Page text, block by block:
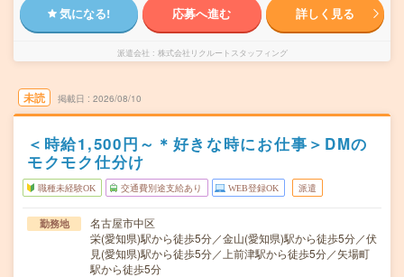
気になる! 応募へ進む 詳しく見る
派遣会社 株式会社リクルートスタッフィング
未読 掲載日 2026/08/10
＜時給1,500円～＊好きな時にお仕事＞DMの
モクモク仕分け
職種未経験OK 交通費別途支給あり WEB登録OK 派遣
勤務地
名古屋市中区
栄(愛知県)駅から徒歩5分／金山(愛知県)駅から徒歩5分／伏
見(愛知県)駅から徒歩5分／上前津駅から徒歩5分／矢場町
駅から徒歩5分